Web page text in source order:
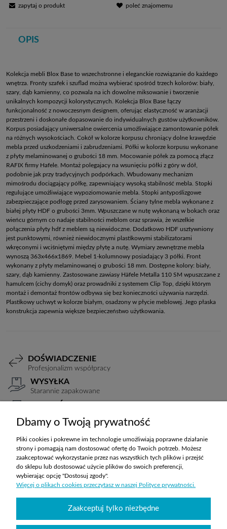
zapytaj o produkt poleć znajomemu
OPIS
Kolekcja mebli Blox Base to wszechstronne i eleganckie rozwiązanie do każdego
wnętrza. Fronty szafek i szuflad można wybierać spośród trzech kolorów: biały,
szary, dąb kamienny, co pozwala na ich dowolne miksowanie i tworzenie
unikalnych kompozycji kolorystycznych. Kolekcja Blox Base łączy
funkcjonalność z nowoczesnym designem, oferując elastyczność w aranżacji
przestrzeni i doskonałe dopasowanie do indywidualnych gustów użytkowników.
Korpus posiadający uniwersalne owiercenia umożliwiające zamontowanie półek
na różnych wysokościach. Cokół w kolorze korpusu chroniący dolne krawędzie
mebla przed uszkodzeniami i zabrudzeniami. Półki w kolorze korpusu wykonane
z płyty melaminowanej o grubości 18 mm. Mocowanie półek za pomocą złącz
RAFIX firmy Hafele. Montaż polegajacy na wsunięciu półki z góry w dół,
podobnie jak przy tradycyjnych podpórkach. Wbudowany mechanizm
mimośrodu dociągający półkę, zapewniający wysoką stabilność mebla. Stopki
regulujące umożliwiające wypoziomowanie mebla. Stopki antypoślizgowe
zabezpieczające podłogę przed zarysowaniem. Ściany tylne mebla wykonane z
białej płyty HDF o grubości 3mm. Wpuszczane w nutę wykonaną w bokach oraz
wieńcu górnym co nadaje stabilności meblom oraz sprawia, że wszelkie
połączenia płyty hdf z meblem są niewidoczne. Dodatkowo HDF usztywniony
jest punktowymi, również niewidocznymi plastikowymi stabilizatorami
wkręconymi i wciśniętymi między płytę a nutę. Wymiary zewnętrzne mebla
wynoszą 363x466x1869. Mebel 1-kolumnowy posiadający 3 półki. Front
wykonany z płyty melaminowanej o grubości 18 mm. Dostępne kolory: biały,
szary, dąb kamienny. Zastosowane zawiasy Häfele Metalla 110 SM wpuszczane z
hamulcem (cichy domyk) oraz prowadniki z systemem Clip Top, dzięki którym
montaż i demontaż frontów odbywa się bez konieczności używania narzędzi.
Plastikowy uchwyt w kolorze białym, osadzony w płycie meblowej. Jego płaska
konstrukcja zapewnia większe bezpieczeństwo użytkowania.
DOŚWIADCZENIE
Profesjonalizm współpracy
WYSYŁKA
Starannie zapakowane
TRANSPORT
Koszty ustalane indywidualnie
ZAKUPY
POMOC
MOJE KONTO
Dbamy o Twoją prywatność
Pliki cookies i pokrewne im technologie umożliwiają poprawne działanie
strony i pomagają nam dostosować ofertę do Twoich potrzeb. Możesz
zaakceptować wykorzystanie przez nas wszystkich tych plików i przejść
do sklepu lub dostosować użycie plików do swoich preferencji,
wybierając opcję "Dostosuj zgody".
Więcej o plikach cookies przeczytasz w naszej Polityce prywatności.
Zaakceptuj tylko niezbędne